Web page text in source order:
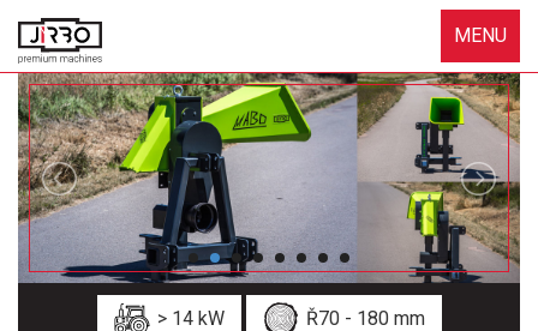
MENU
> 14 kW Ř70 - 180 mm